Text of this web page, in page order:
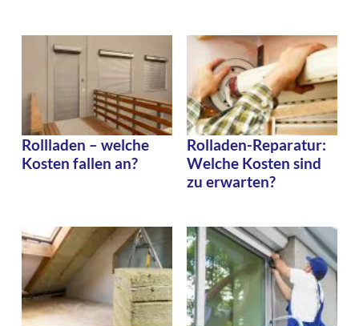
Rollladen – welche
Kosten fallen an?
Rolladen-Reparatur:
Welche Kosten sind
zu erwarten?